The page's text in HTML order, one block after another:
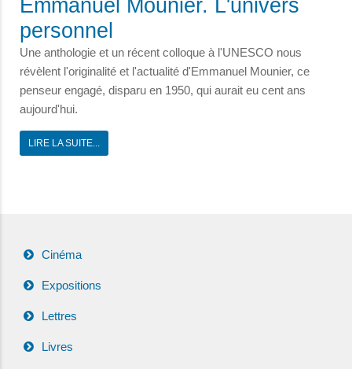
Emmanuel Mounier. L'univers
personnel
Une anthologie et un récent colloque à l'UNESCO nous
révèlent l'originalité et l'actualité d'Emmanuel Mounier, ce
penseur engagé, disparu en 1950, qui aurait eu cent ans
aujourd'hui.
LIRE LA SUITE...
Cinéma
Expositions
Lettres
Livres